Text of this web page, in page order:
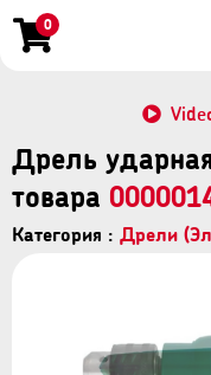
0
Дрель
товара
Категория : Дрели